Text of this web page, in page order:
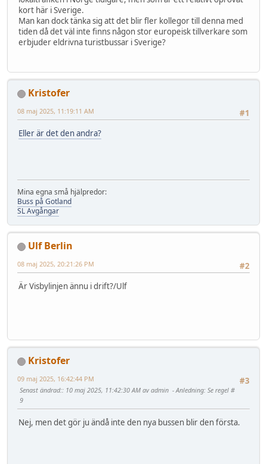
kort här i Sverige.
Man kan dock tänka sig att det blir fler kollegor till denna med
tiden då det väl inte finns någon stor europeisk tillverkare som
erbjuder eldrivna turistbussar i Sverige?
Kristofer
#1
08 maj 2025, 11:19:11 AM
Eller är det den andra?
Mina egna små hjälpredor:
Buss på Gotland
SL Avgångar
Ulf Berlin
#2
08 maj 2025, 20:21:26 PM
Är Visbylinjen ännu i drift?/Ulf
Kristofer
#3
09 maj 2025, 16:42:44 PM
Senast ändrad:: 10 maj 2025, 11:42:30 AM av admin Anledning: Se regel #
9
Nej, men det gör ju ändå inte den nya bussen blir den första.